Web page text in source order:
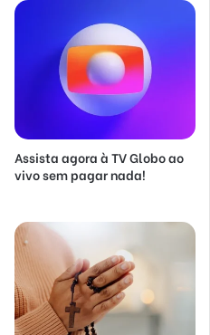
Assista agora à TV Globo ao
vivo sem pagar nada!